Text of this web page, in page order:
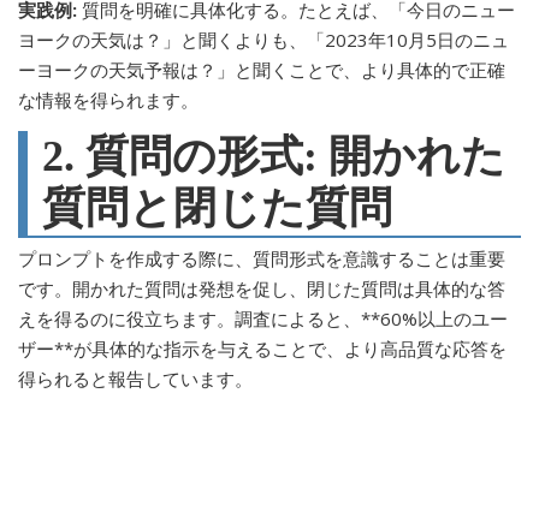
実践例: 質問を明確に具体化する。たとえば、「今日のニュー
ヨークの天気は？」と聞くよりも、「2023年10月5日のニュ
ーヨークの天気予報は？」と聞くことで、より具体的で正確
な情報を得られます。
2. 質問の形式: 開かれた
質問と閉じた質問
プロンプトを作成する際に、質問形式を意識することは重要
です。開かれた質問は発想を促し、閉じた質問は具体的な答
えを得るのに役立ちます。調査によると、**60%以上のユー
ザー**が具体的な指示を与えることで、より高品質な応答を
得られると報告しています。